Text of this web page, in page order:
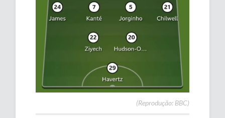
(Reprodução: BBC)